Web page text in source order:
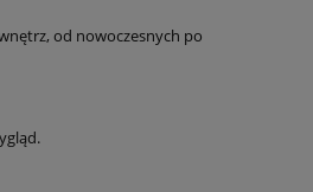
od nowoczesnych po